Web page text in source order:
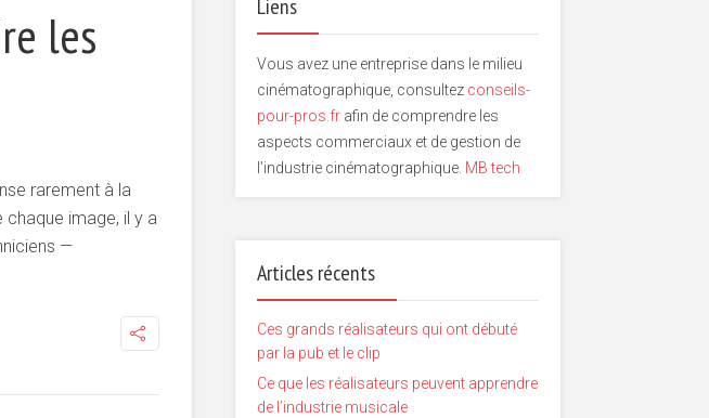
les
rarement à la
chaque image, il y a
—
Liens
Vous avez une entreprise dans le milieu
cinématographique, consultez conseils-
pour-pros.fr afin de comprendre les
aspects commerciaux et de gestion de
l’industrie cinématographique. MB tech
Articles récents
Ces grands réalisateurs qui ont débuté
par la pub et le clip
Ce que les réalisateurs peuvent apprendre
de l’industrie musicale